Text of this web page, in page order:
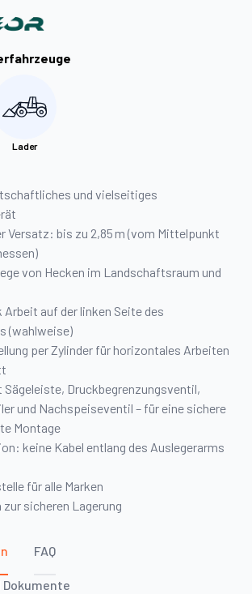
Lader
und vielseitiges
Versatz: bis zu 2,85 m (vom Mittelpunkt
von Hecken im Landschaftsraum und
Arbeit auf der linken Seite des
(wahlweise)
per Zylinder für horizontales Arbeiten
Druckbegrenzungsventil,
und Nachspeiseventil – für eine sichere
Montage
keine Kabel entlang des Auslegerarms
für alle Marken
sicheren Lagerung
FAQ